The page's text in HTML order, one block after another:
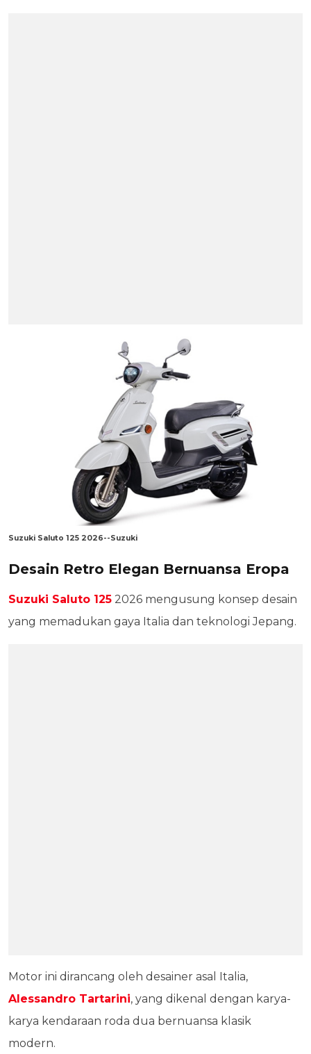
Suzuki Saluto 125 2026--Suzuki
Desain Retro Elegan Bernuansa Eropa
Suzuki Saluto 125 2026 mengusung konsep desain
yang memadukan gaya Italia dan teknologi Jepang.
Motor ini dirancang oleh desainer asal Italia,
Alessandro Tartarini, yang dikenal dengan karya-
karya kendaraan roda dua bernuansa klasik
modern.